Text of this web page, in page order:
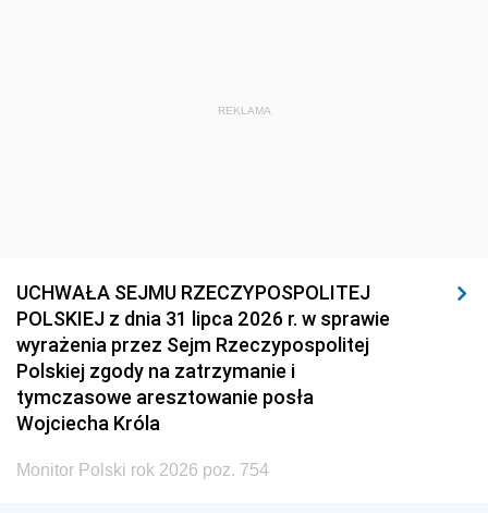
REKLAMA
UCHWAŁA SEJMU RZECZYPOSPOLITEJ
POLSKIEJ z dnia 31 lipca 2026 r. w sprawie
wyrażenia przez Sejm Rzeczypospolitej
Polskiej zgody na zatrzymanie i
tymczasowe aresztowanie posła
Wojciecha Króla
Monitor Polski rok 2026 poz. 754